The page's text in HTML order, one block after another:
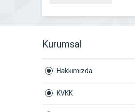
Kurumsal
Hakkımızda
KVKK